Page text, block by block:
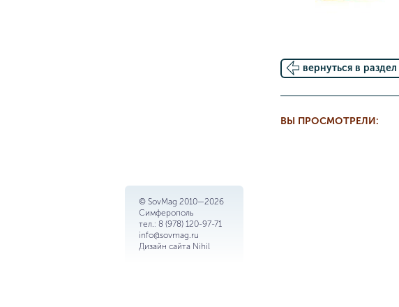
вернуться в раздел
ВЫ ПРОСМОТРЕЛИ:
© SovMag 2010—2026
Симферополь
тел.: 8 (978) 120-97-71
info@sovmag.ru
Дизайн сайта Nihil